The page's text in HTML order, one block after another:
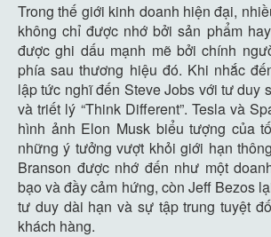
Trong thế giới kinh doanh hiện đại,
không chỉ được nhớ bởi sản phẩm
được ghi dấu mạnh mẽ bởi chính
phía sau thương hiệu đó. Khi nhắc
lập tức nghĩ đến Steve Jobs với tư duy
và triết lý “Think Different”. Tesla và
hình ảnh Elon Musk biểu tượng của
những ý tưởng vượt khỏi giới hạn
Branson được nhớ đến như một
bạo và đầy cảm hứng, còn Jeff Bezos
tư duy dài hạn và sự tập trung tuyệt
khách hàng.